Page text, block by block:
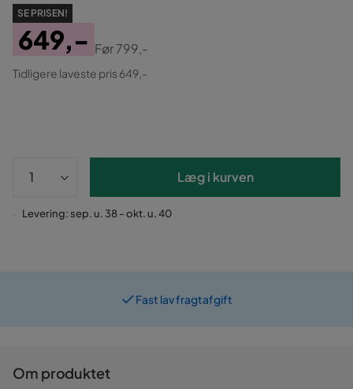
SE PRISEN!
Pris
649,-
Original
Før799,-
Tidligere laveste pris 649,-
Læg i kurven
Levering: sep. u. 38 - okt. u. 40
Fast lav fragtafgift
Om produktet